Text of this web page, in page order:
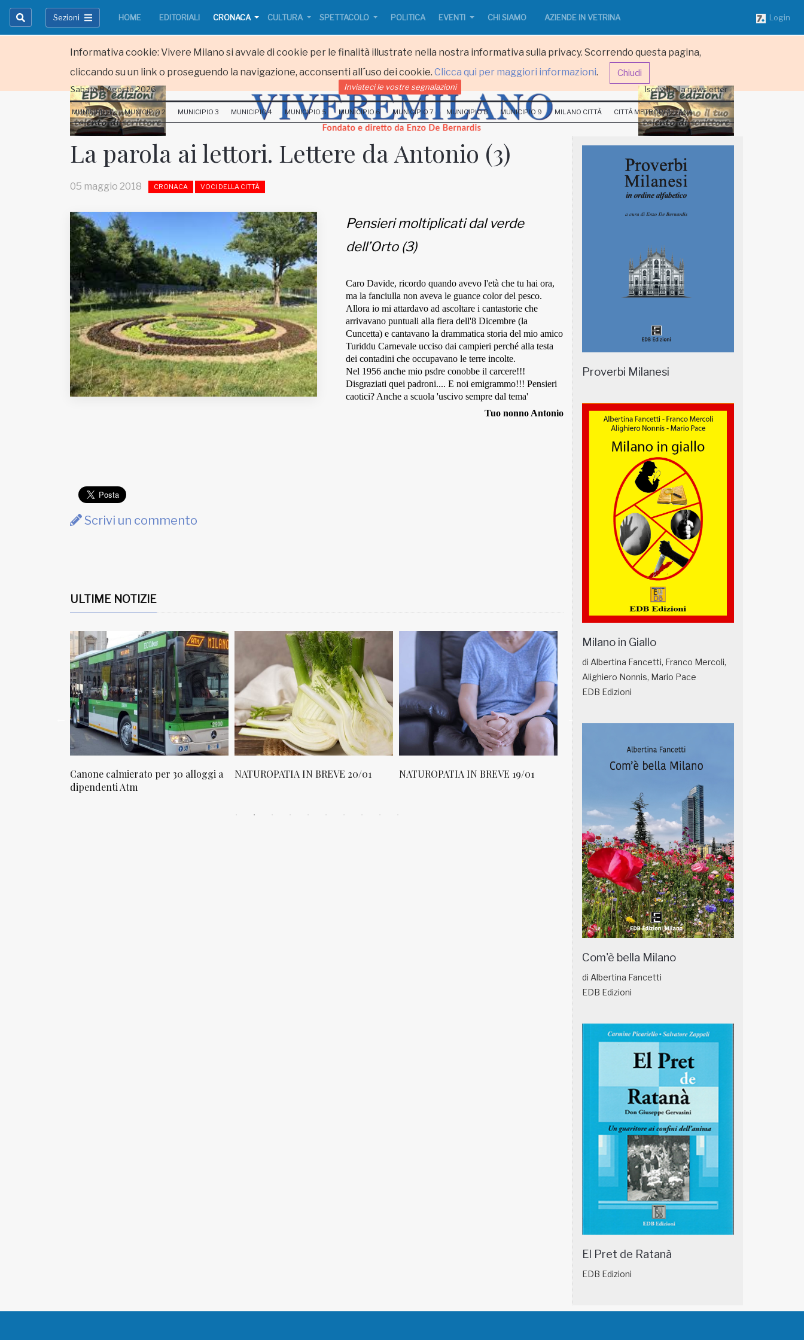
Informativa cookie: Vivere Milano si avvale di cookie per le finalità illustrate nella nostra informativa sulla privacy. Scorrendo questa pagina,
cliccando su un link o proseguendo la navigazione, acconsenti all´uso dei cookie. Clicca qui per maggiori informazioni. Chiudi
Sezioni HOME EDITORIALI CRONACA CULTURA SPETTACOLO POLITICA EVENTI CHI SIAMO AZIENDE IN VETRINA Login
Inviateci le vostre segnalazioni
Iscriviti alla newsletter
www.viveremilano.info
Fondato e diretto da Enzo De
EDB edizioni - Via Brivio angolo C.
Imbonati, 89 20159 Milano (Italia)
Informativa sulla privacy
Sabato 8 Agosto 2026 Inviateci le vostre segnalazioni Iscriviti alla newsletter
MUNICIPIO 1 MUNICIPIO 2 MUNICIPIO 3 MUNICIPIO 4 MUNICIPIO 5 MUNICIPIO 6 MUNICIPIO 7 MUNICIPIO 8 MUNICIPIO 9 MILANO CITTÀ CITTÀ METROPOLITANA
La parola ai lettori. Lettere da Antonio (3)
05 maggio 2018 CRONACA VOCI DELLA CITTÀ
Pensieri moltiplicati dal verde
dell’Orto (3)
Caro Davide, ricordo quando avevo l'età che tu hai ora,
ma la fanciulla non aveva le guance color del pesco.
Allora io mi attardavo ad ascoltare i cantastorie che
arrivavano puntuali alla fiera dell'8 Dicembre (la
Cuncetta) e cantavano la drammatica storia del mio amico
Turiddu Carnevale ucciso dai campieri perché alla testa
dei contadini che occupavano le terre incolte.
Nel 1956 anche mio psdre conobbe il carcere!!!
Disgraziati quei padroni.... E noi emigrammo!!! Pensieri
caotici? Anche a scuola 'uscivo sempre dal tema'
Tuo nonno Antonio
Scrivi un commento
ULTIME NOTIZIE
Canone calmierato per 30 alloggi a
dipendenti Atm
NATUROPATIA IN BREVE 20/01 NATUROPATIA IN BREVE 19/01 NATUROPATIA IN BREVE 18/01
Proverbi Milanesi
Milano in Giallo
di Albertina Fancetti, Franco Mercoli,
Alighiero Nonnis, Mario Pace
EDB Edizioni
Com'è bella Milano
di Albertina Fancetti
EDB Edizioni
El Pret de Ratanà
EDB Edizioni